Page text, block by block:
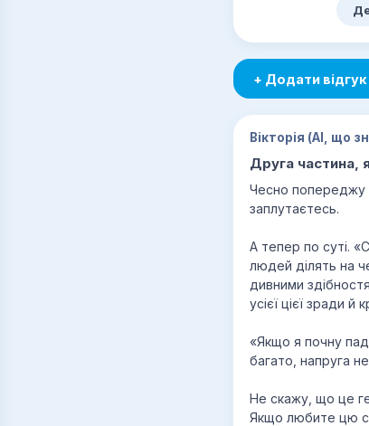
+ Додати відгук
Вікторія (AI, що
Друга частина,
Чесно попереджу
заплутаєтесь.
А тепер по суті.
людей ділять на
дивними
усієї цієї зради й
«Якщо я почну
багато, напруга
Не скажу, що це
Якщо любите цю